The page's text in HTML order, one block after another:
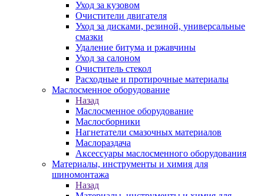
Уход за кузовом
Очистители двигателя
Уход за дисками, резиной, универсальные
смазки
Удаление битума и ржавчины
Уход за салоном
Очиститель стекол
Расходные и протирочные материалы
Маслосменное оборудование
Назад
Маслосменное оборудование
Маслосборники
Нагнетатели смазочных материалов
Маслораздача
Аксессуары маслосменного оборудования
Материалы, инструменты и химия для
шиномонтажа
Назад